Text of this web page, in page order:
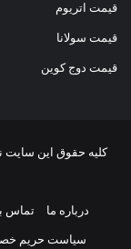
قیمت اتریوم
قیمت سولانا
قیمت دوج کوین
کلیه حقوق این سایت
درباره ما تماس
سیاست حریم